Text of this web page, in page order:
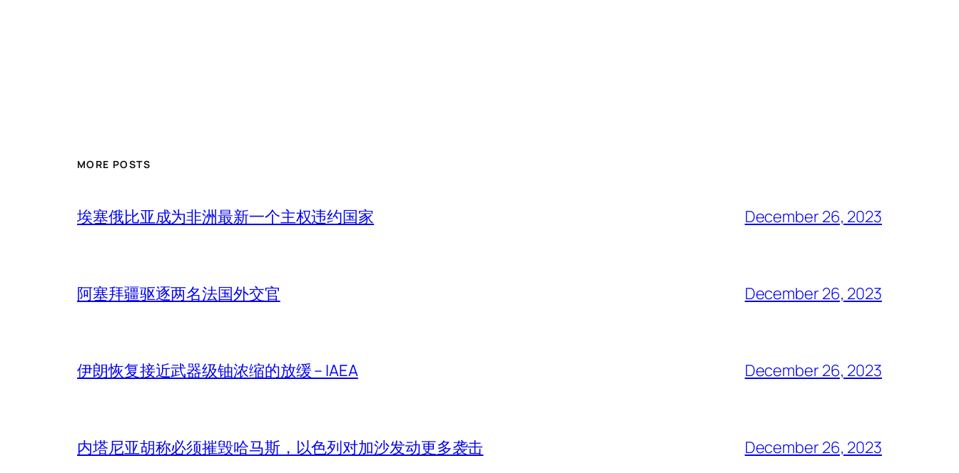
MORE POSTS
埃塞俄比亚成为非洲最新一个主权违约国家 December 26, 2023
阿塞拜疆驱逐两名法国外交官 December 26, 2023
伊朗恢复接近武器级铀浓缩的放缓 – IAEA December 26, 2023
内塔尼亚胡称必须摧毁哈马斯，以色列对加沙发动更多袭击 December 26, 2023